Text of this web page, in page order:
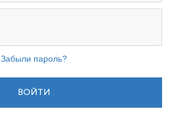
Забыли пароль?
ВОЙТИ